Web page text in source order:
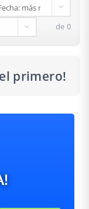
de 0
primero!